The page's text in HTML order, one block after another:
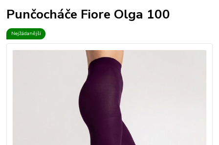
Punčocháče Fiore Olga 100
Nejžádanější